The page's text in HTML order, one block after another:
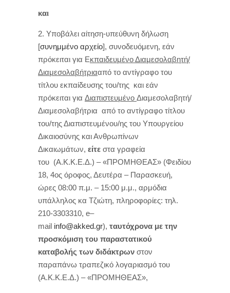
και
Υποβάλει αίτηση-υπεύθυνη δήλωση
[συνημμένο αρχείο], συνοδευόμενη, εάν
πρόκειται για Εκπαιδευμένο Διαμεσολαβητή/
Διαμεσολαβήτριααπό το αντίγραφο του
τίτλου εκπαίδευσης του/της και εάν
πρόκειται για Διαπιστευμένο Διαμεσολαβητή/
Διαμεσολαβήτρια από το αντίγραφο τίτλου
του/της Διαπιστευμένου/ης του Υπουργείου
Δικαιοσύνης και Ανθρωπίνων
Δικαιωμάτων, είτε στα γραφεία
του (Α.Κ.Κ.Ε.Δ.) – «ΠΡΟΜΗΘΕΑΣ» (Φειδίου
18, 4ος όροφος, Δευτέρα – Παρασκευή,
ώρες 08:00 π.μ. – 15:00 μ.μ., αρμόδια
υπάλληλος κα Τζιώτη, πληροφορίες: τηλ.
210-3303310, e–
mail info@akked.gr), ταυτόχρονα με την
προσκόμιση του παραστατικού
καταβολής των διδάκτρων στον
παραπάνω τραπεζικό λογαριασμό του
(Α.Κ.Κ.Ε.Δ.) – «ΠΡΟΜΗΘΕΑΣ»,